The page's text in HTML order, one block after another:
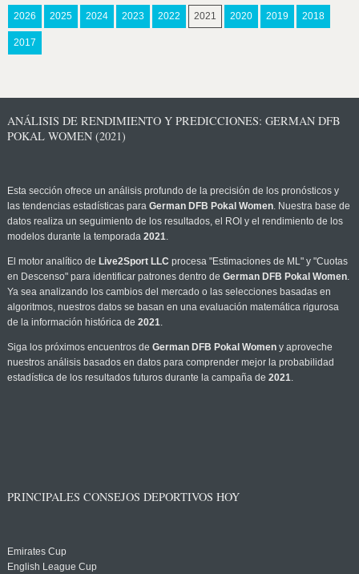
2026 2025 2024 2023 2022 2021 2020 2019 2018
2017
ANÁLISIS DE RENDIMIENTO Y PREDICCIONES: GERMAN DFB
POKAL WOMEN (2021)
Esta sección ofrece un análisis profundo de la precisión de los pronósticos y
las tendencias estadísticas para German DFB Pokal Women. Nuestra base de
datos realiza un seguimiento de los resultados, el ROI y el rendimiento de los
modelos durante la temporada 2021.
El motor analítico de Live2Sport LLC procesa "Estimaciones de ML" y "Cuotas
en Descenso" para identificar patrones dentro de German DFB Pokal Women.
Ya sea analizando los cambios del mercado o las selecciones basadas en
algoritmos, nuestros datos se basan en una evaluación matemática rigurosa
de la información histórica de 2021.
Siga los próximos encuentros de German DFB Pokal Womeny aproveche
nuestros análisis basados en datos para comprender mejor la probabilidad
estadística de los resultados futuros durante la campaña de 2021.
PRINCIPALES CONSEJOS DEPORTIVOS HOY
Emirates Cup
English League Cup